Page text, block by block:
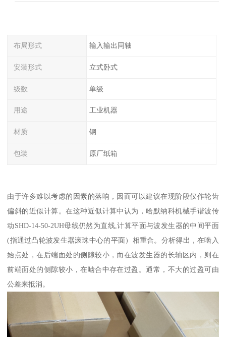
布局形式 输入输出同轴
安装形式 立式卧式
级数 单级
用途 工业机器
材质 钢
包装 原厂纸箱
由于许多难以考虑的因素的落响，因而可以建议在现阶段仅作轮齿
偏斜的近似计算。在这种近似计算中认为，哈默纳科机械手谐波传
动SHD-14-50-2UH母线仍然为直线,计算平面与波发生器的中间平面
(指通过凸轮波发生器滚珠中心的平面）相重合。分析得出，在啮入
始点处，在后端面处的侧隙较小，而在波发生器的长轴区内，则在
前端面处的侧隙较小，在啮合中存在过盈。通常，不大的过盈可由
公差来抵消。